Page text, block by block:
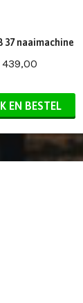
37 naaimachine
EN BESTEL